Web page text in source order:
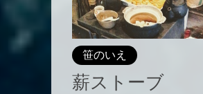
笹のいえ
薪ストーブ